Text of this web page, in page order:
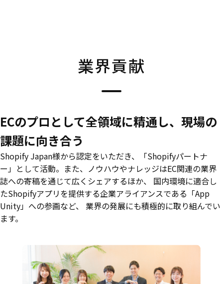
業界貢献
ECのプロとして全領域に精通し、現場の
課題に向き合う
Shopify Japan様から認定をいただき、「Shopifyパートナ
ー」として活動。また、ノウハウやナレッジはEC関連の業界
誌への寄稿を通じて広くシェアするほか、 国内環境に適合し
たShopifyアプリを提供する企業アライアンスである「App
Unity」への参画など、 業界の発展にも積極的に取り組んでい
ます。